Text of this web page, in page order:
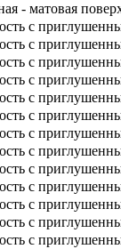
- матовая
с
с
с
с
с
с
с
с
с
с
с
с
с